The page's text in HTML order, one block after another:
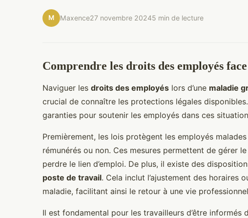
M Maxence27 novembre 20245 min de lecture
Comprendre les droits des employés
Naviguer les droits des employés lors d’une maladie
crucial de connaître les protections légales
garanties pour soutenir les employés dans ces
Premièrement, les lois protègent les employés
rémunérés ou non. Ces mesures permettent de gérer
perdre le lien d’emploi. De plus, il existe des
poste de travail. Cela inclut l’ajustement des horaires
maladie, facilitant ainsi le retour à une vie
Il est fondamental pour les travailleurs d’être informés